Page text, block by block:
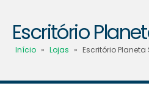
Escritório
Início » Lojas » Escritório Planeta